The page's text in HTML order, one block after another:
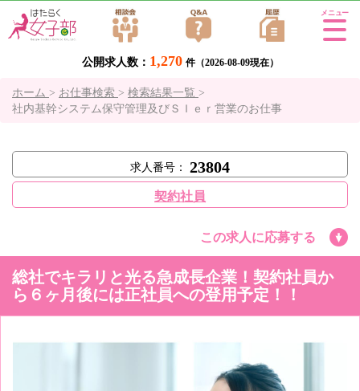
公開求人数： 1,270 件（2026-08-09現在）
Tog
ホーム > お仕事検索 > 検索結果一覧 >
社内基幹システム保守管理及びＳＩｅｒ営業のお仕事
求人番号： 23804
契約社員
この求人に応募する
総社でキラリと光る急成長企業！契約社員か
ら６ヶ月後には正社員への登用予定！！